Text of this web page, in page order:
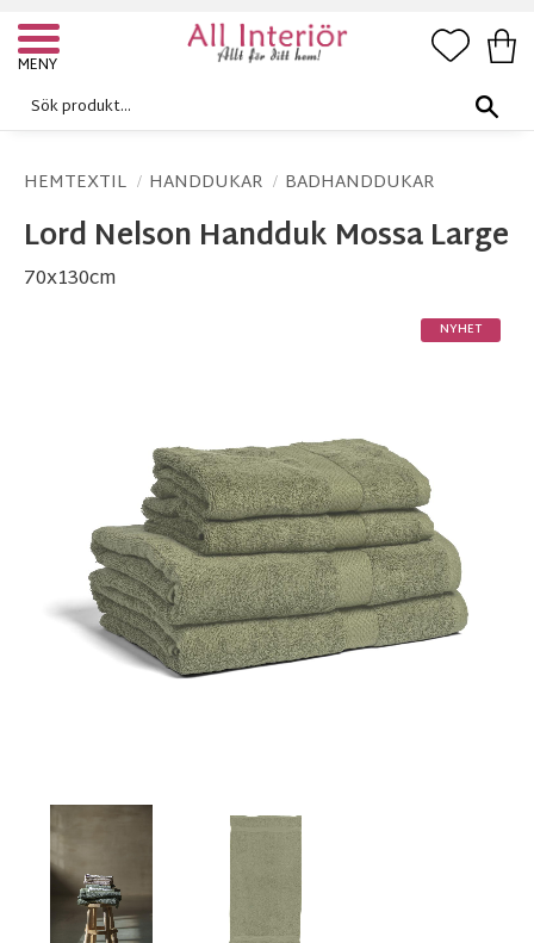
Meny
HEMTEXTIL HANDDUKAR BADHANDDUKAR
Lord Nelson Handduk Mossa Large
70x130cm
NYHET